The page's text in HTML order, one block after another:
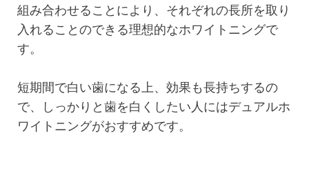
組み合わせることにより、それぞれの長所を取り
入れることのできる理想的なホワイトニングで
す。
短期間で白い歯になる上、効果も長持ちするの
で、しっかりと歯を白くしたい人にはデュアルホ
ワイトニングがおすすめです。